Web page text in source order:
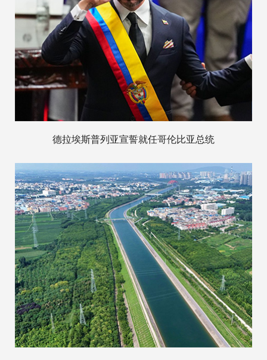
德拉埃斯普列亚宣誓就任哥伦比亚总统